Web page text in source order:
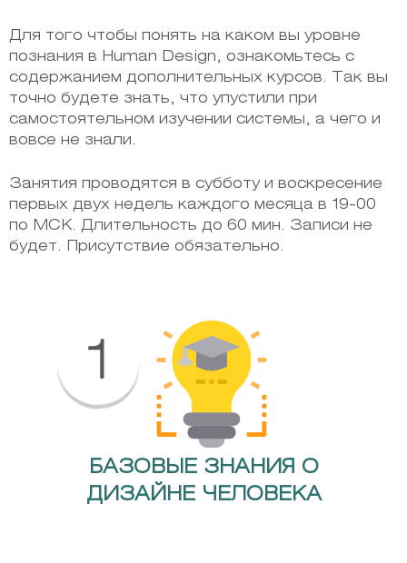
Для того чтобы понять на каком вы уровне
познания в Human Design, ознакомьтесь с
содержанием дополнительных курсов. Так вы
точно будете знать, что упустили при
самостоятельном изучении системы, а чего и
вовсе не знали.
Занятия проводятся в субботу и воскресение
первых двух недель каждого месяца в 19-00
по МСК. Длительность до 60 мин. Записи не
будет. Присутствие обязательно.
1
БАЗОВЫЕ ЗНАНИЯ О
ДИЗАЙНЕ ЧЕЛОВЕКА